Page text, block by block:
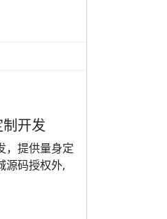
开发
，提供量身定
源码授权外,